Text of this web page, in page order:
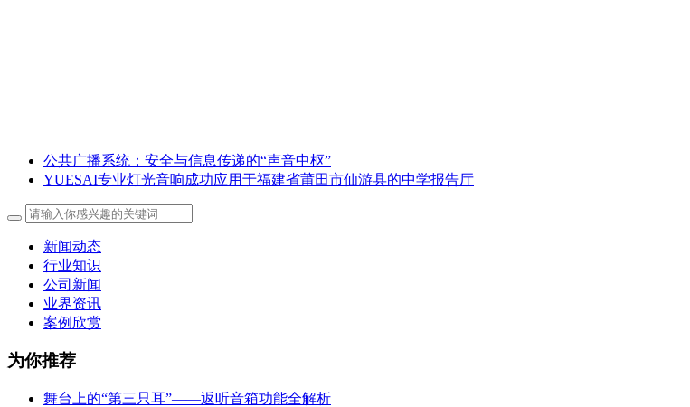
公共广播系统：安全与信息传递的“声音中枢”
YUESAI专业灯光音响成功应用于福建省莆田市仙游县的中学报告厅
新闻动态
行业知识
公司新闻
业界资讯
案例欣赏
为你推荐
舞台上的“第三只耳”——返听音箱功能全解析